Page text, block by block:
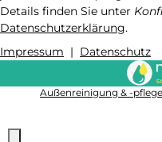
Details finden Sie unter
Datenschutzerklärung.
Impressum | Datenschutz
Außenreinigung & -pflege